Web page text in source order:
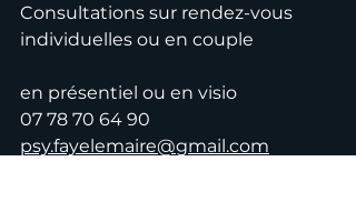
Consultations sur rendez-vous
individuelles ou en couple
en présentiel ou en visio
07 78 70 64 90
psy.fayelemaire@gmail.com